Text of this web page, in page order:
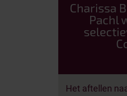
Charissa
Pachl
Het aftellen